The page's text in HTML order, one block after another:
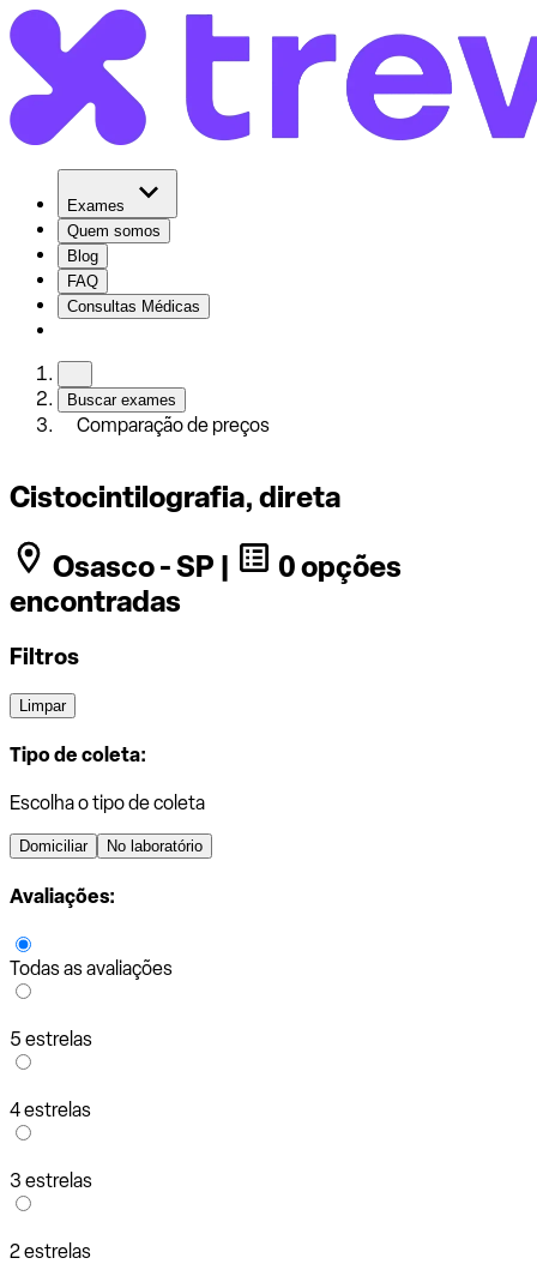
Exames
Quem somos
Blog
FAQ
Consultas Médicas
Buscar exames
Comparação de preços
Cistocintilografia, direta
Osasco - SP |
0 opções
encontradas
Filtros
Limpar
Tipo de coleta:
Escolha o tipo de coleta
Domiciliar No laboratório
Avaliações:
Todas as avaliações
5 estrelas
4 estrelas
3 estrelas
2 estrelas